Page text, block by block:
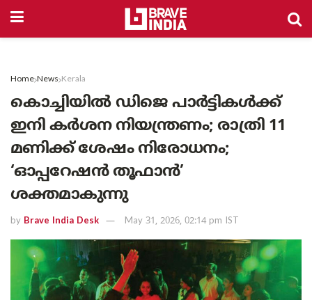
Home News Kerala
കൊച്ചിയിൽ ഡിജെ പാർട്ടികൾക്ക്
ഇനി കർശന നിയന്ത്രണം; രാത്രി 11
മണിക്ക് ശേഷം നിരോധനം;
‘ഓപ്പറേഷൻ തൂഫാൻ’
ശക്തമാകുന്നു
by Brave India Desk May 31, 2026, 02:14 pm IST